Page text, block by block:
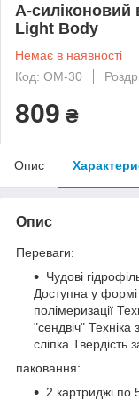
А-силіконовий
Light Body
Немає в наявності
Код: ОМ-30
809 ₴
Опис
Опис
Переваги:
Чудові
Доступна у
полімеризації
"сендвіч"
сліпка
паковання:
2 картриджі по